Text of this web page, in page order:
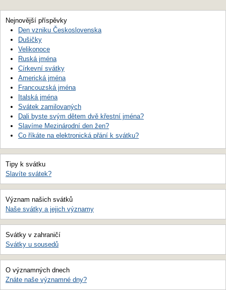
Nejnovější příspěvky
Den vzniku Československa
Dušičky
Velikonoce
Ruská jména
Církevní svátky
Americká jména
Francouzská jména
Italská jména
Svátek zamilovaných
Dali byste svým dětem dvě křestní jména?
Slavíme Mezinárodní den žen?
Co říkáte na elektronická přání k svátku?
Tipy k svátku
Slavíte svátek?
Význam našich svátků
Naše svátky a jejich významy
Svátky v zahraničí
Svátky u sousedů
O významných dnech
Znáte naše významné dny?